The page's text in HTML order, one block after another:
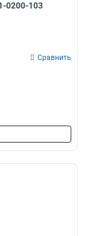
0200-103
Сравнить